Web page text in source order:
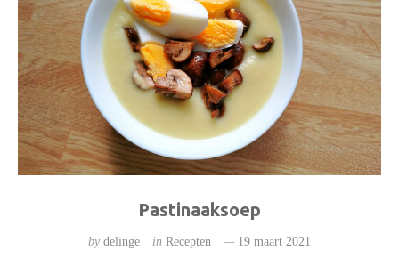
Pastinaaksoep
by delinge in Recepten 19 maart 2021